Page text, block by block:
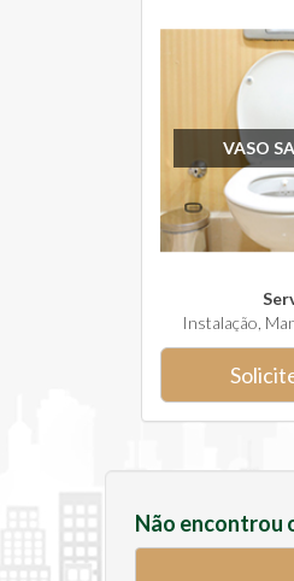
VASO
Instalação,
Não encontrou